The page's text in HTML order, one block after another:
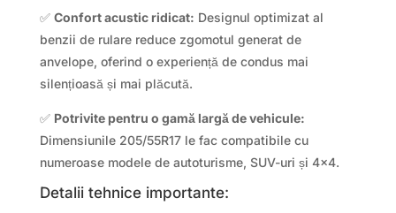
✅ Confort acustic ridicat: Designul optimizat al
benzii de rulare reduce zgomotul generat de
anvelope, oferind o experiență de condus mai
silențioasă și mai plăcută.
✅ Potrivite pentru o gamă largă de vehicule:
Dimensiunile 205/55R17 le fac compatibile cu
numeroase modele de autoturisme, SUV-uri și 4×4.
Detalii tehnice importante: